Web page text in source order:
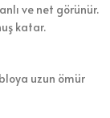
ve net görünür.
katar.
uzun ömür